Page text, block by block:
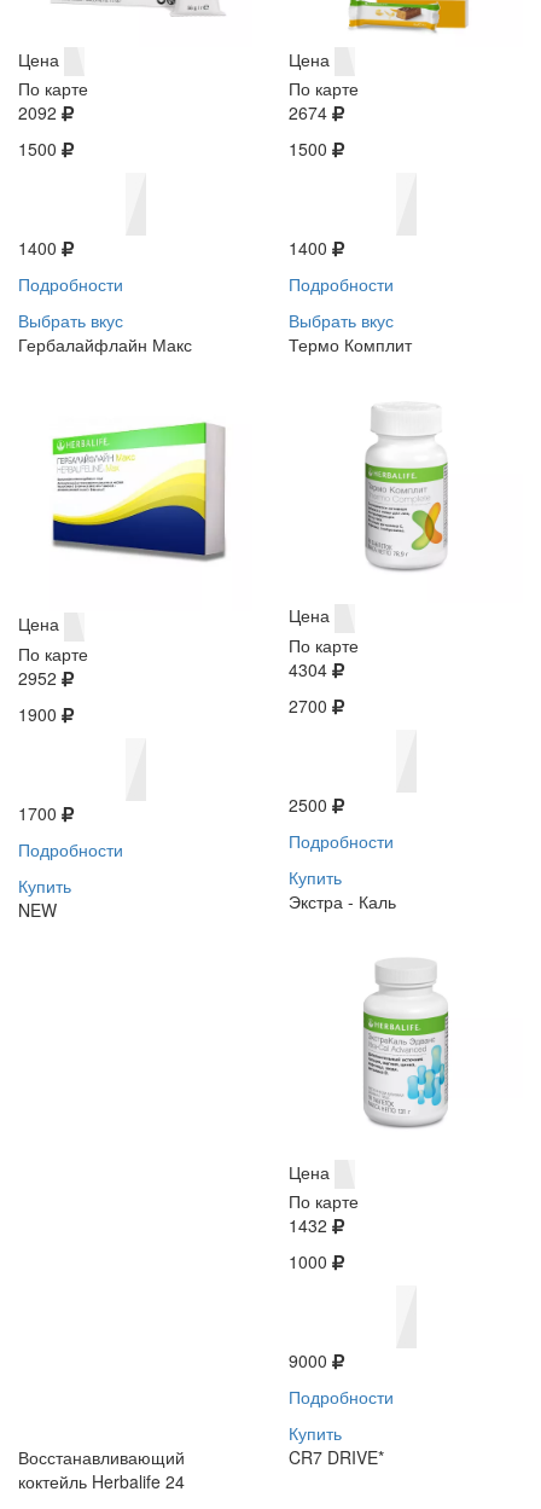
Цена
По карте
2092
1500
1400
Подробности
Выбрать вкус
Цена
По карте
2674
1500
1400
Подробности
Выбрать вкус
Гербалайфлайн Макс
Цена
По карте
2952
1900
1700
Подробности
Купить
NEW
Термо Комплит
Цена
По карте
4304
2700
2500
Подробности
Купить
Экстра - Каль
Цена
По карте
1432
1000
9000
Подробности
Купить
Восстанавливающий
коктейль Herbalife 24
CR7 DRIVE*